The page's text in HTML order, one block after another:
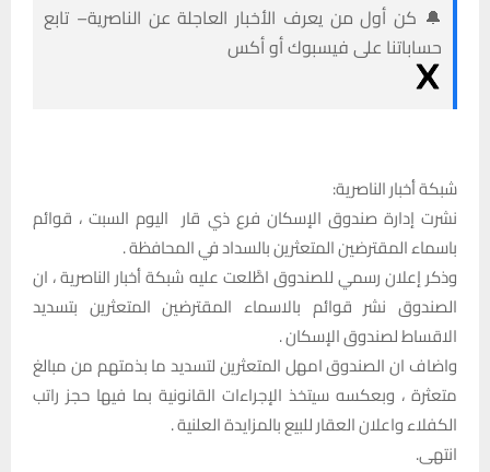
🔔 كن أول من يعرف الأخبار العاجلة عن الناصرية– تابع
حساباتنا على فيسبوك أو أكس
شبكة أخبار الناصرية:
نشرت إدارة صندوق الإسكان فرع ذي قار اليوم السبت ، قوائم
باسماء المقترضين المتعثرين بالسداد في المحافظة .
وذكر إعلان رسمي للصندوق اطَّلعت عليه شبكة أخبار الناصرية ، ان
الصندوق نشر قوائم بالاسماء المقترضين المتعثرين بتسديد
الاقساط لصندوق الإسكان .
واضاف ان الصندوق امهل المتعثرين لتسديد ما بذمتهم من مبالغ
متعثرة ، وبعكسه سيتخذ الإجراءات القانونية بما فيها حجز راتب
الكفلاء واعلان العقار للبيع بالمزايدة العلنية .
انتهى.‏